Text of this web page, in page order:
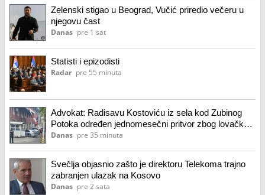
Zelenski stigao u Beograd, Vučić priredio večeru u
njegovu čast
Danas pre 1 sat
Statisti i epizodisti
Radar pre 55 minuta
Advokat: Radisavu Kostoviću iz sela kod Zubinog
Potoka određen jednomesečni pritvor zbog lovačke
puške
Danas pre 35 minuta
Svečlja objasnio zašto je direktoru Telekoma trajno
zabranjen ulazak na Kosovo
Danas pre 2 sata